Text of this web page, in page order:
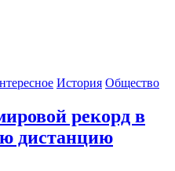
История Общество
рекорд в
дистанцию